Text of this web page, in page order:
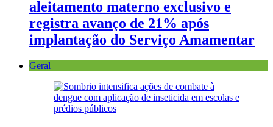
aleitamento materno exclusivo e
registra avanço de 21% após
implantação do Serviço Amamentar
Geral